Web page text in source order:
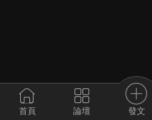
首頁 論壇 發文